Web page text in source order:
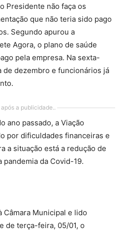
Presidente não faça os
que não teria sido pago
Segundo apurou a
Agora, o plano de saúde
pela empresa. Na sexta-
de dezembro e funcionários já
a publicidade..
ano passado, a Viação
por dificuldades financeiras e
a situação está a redução de
pandemia da Covid-19.
Câmara Municipal e lido
de terça-feira, 05/01, o